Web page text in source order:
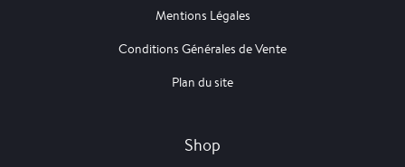
Mentions Légales
Conditions Générales de Vente
Plan du site
Shop